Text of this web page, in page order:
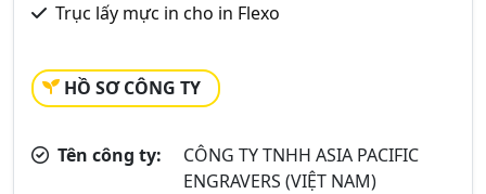
Trục lấy mực in cho in Flexo
HỒ SƠ CÔNG TY
Tên công ty:
CÔNG TY TNHH ASIA PACIFIC
ENGRAVERS (VIỆT NAM)